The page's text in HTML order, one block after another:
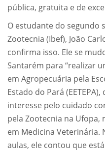
pública, gratuita e de
O estudante do segundo
Zootecnia (Ibef), João
confirma isso. Ele se
Santarém para “realizar
em Agropecuária pela
Estado do Pará
interesse pelo cuidado
pela Zootecnia na
em Medicina Veterinária.
aulas, ele contou que